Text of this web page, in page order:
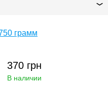
грамм
370 грн
В наличии